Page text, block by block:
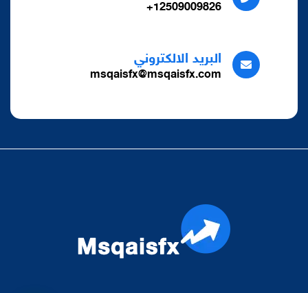
12509009826+
البريد الالكتروني
msqaisfx@msqaisfx.com